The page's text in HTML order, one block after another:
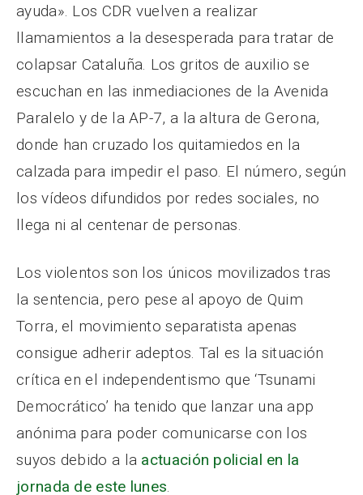
ayuda». Los CDR vuelven a realizar
llamamientos a la desesperada para tratar de
colapsar Cataluña. Los gritos de auxilio se
escuchan en las inmediaciones de la Avenida
Paralelo y de la AP-7, a la altura de Gerona,
donde han cruzado los quitamiedos en la
calzada para impedir el paso. El número, según
los vídeos difundidos por redes sociales, no
llega ni al centenar de personas.
Los violentos son los únicos movilizados tras
la sentencia, pero pese al apoyo de Quim
Torra, el movimiento separatista apenas
consigue adherir adeptos. Tal es la situación
crítica en el independentismo que ‘Tsunami
Democrático’ ha tenido que lanzar una app
anónima para poder comunicarse con los
suyos debido a la actuación policial en la
jornada de este lunes.